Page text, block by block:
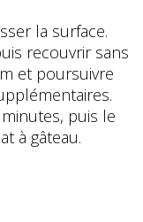
la surface.
recouvrir sans
et poursuivre
puis le
à gâteau.